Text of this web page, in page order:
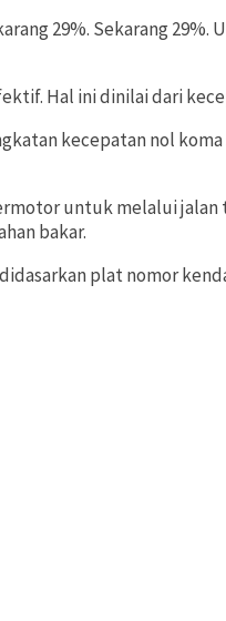
29%. Sekarang
Hal ini dinilai dari
kecepatan nol
untuk melalui
bakar.
plat nomor